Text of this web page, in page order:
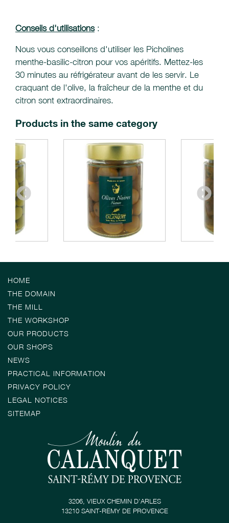
Conseils d'utilisations:
Nous vous conseillons d'utiliser les Picholines
menthe-basilic-citron pour vos apéritifs. Mettez-les
30 minutes au réfrigérateur avant de les servir. Le
craquant de l'olive, la fraîcheur de la menthe et du
citron sont extraordinaires.
Products in the same category
HOME
THE DOMAIN
THE MILL
THE WORKSHOP
OUR PRODUCTS
OUR SHOPS
NEWS
PRACTICAL INFORMATION
PRIVACY POLICY
LEGAL NOTICES
SITEMAP
3206, VIEUX CHEMIN D’ARLES
13210 SAINT-RÉMY DE PROVENCE